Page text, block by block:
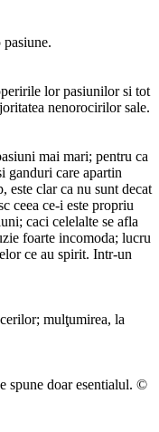
lor pasiunilor si tot
nenorocirilor sale.
mai mari; pentru ca
ganduri care apartin
este clar ca nu sunt decat
ceea ce-i este propriu
caci celelalte se afla
foarte incomoda; lucru
ce au spirit. Intr-un
mulţumirea, la
spune doar esentialul. ©